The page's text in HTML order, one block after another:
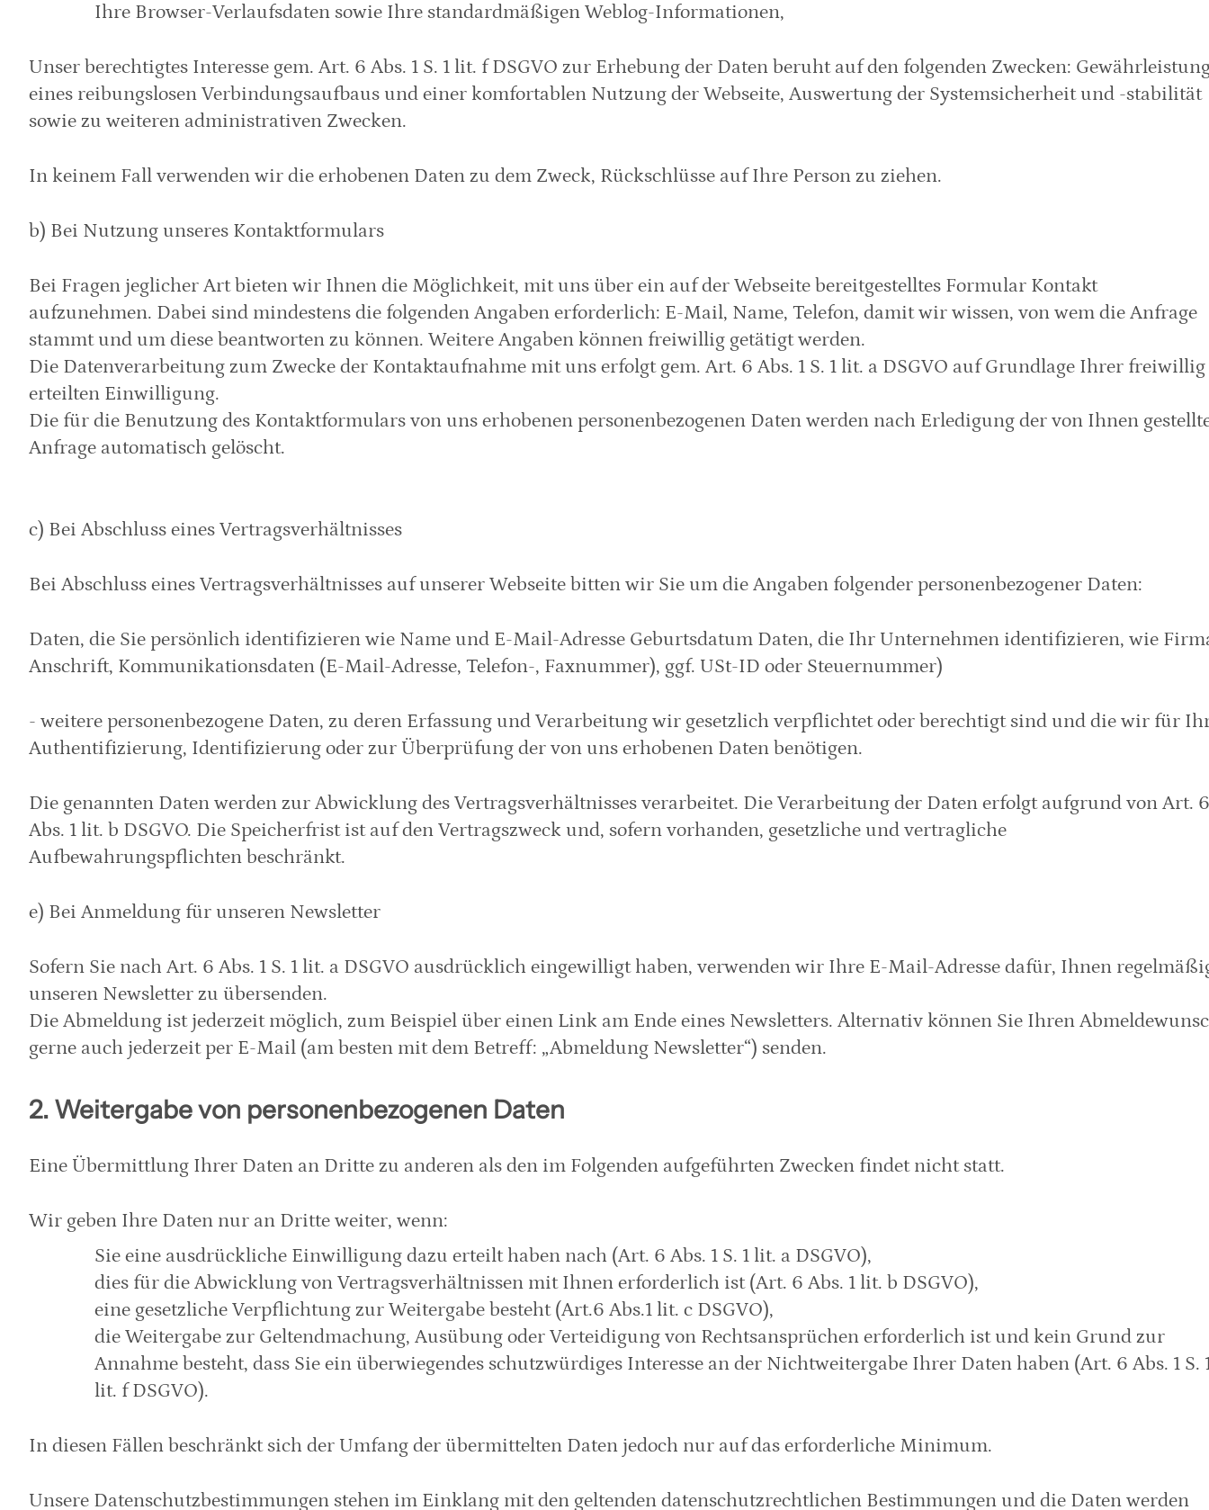
Ihre Browser-Verlaufsdaten sowie Ihre standardmäßigen Weblog-Informationen,
Unser berechtigtes Interesse gem. Art. 6 Abs. 1 S. 1 lit. f DSGVO zur Erhebung der Daten beruht auf den folgenden Zwecken:
eines reibungslosen Verbindungsaufbaus und einer komfortablen Nutzung der Webseite, Auswertung der Systemsicherheit und -stabilität
sowie zu weiteren administrativen Zwecken.
In keinem Fall verwenden wir die erhobenen Daten zu dem Zweck, Rückschlüsse auf Ihre Person zu ziehen.
b) Bei Nutzung unseres Kontaktformulars
Bei Fragen jeglicher Art bieten wir Ihnen die Möglichkeit, mit uns über ein auf der Webseite bereitgestelltes Formular Kontakt
aufzunehmen. Dabei sind mindestens die folgenden Angaben erforderlich: E-Mail, Name, Telefon, damit wir wissen, von wem die Anfrage
stammt und um diese beantworten zu können. Weitere Angaben können freiwillig getätigt werden.
Die Datenverarbeitung zum Zwecke der Kontaktaufnahme mit uns erfolgt gem. Art. 6 Abs. 1 S. 1 lit. a DSGVO auf Grundlage Ihrer freiwillig
erteilten Einwilligung.
Die für die Benutzung des Kontaktformulars von uns erhobenen personenbezogenen Daten werden nach Erledigung der von Ihnen
Anfrage automatisch gelöscht.
c) Bei Abschluss eines Vertragsverhältnisses
Bei Abschluss eines Vertragsverhältnisses auf unserer Webseite bitten wir Sie um die Angaben folgender personenbezogener Daten:
Daten, die Sie persönlich identifizieren wie Name und E-Mail-Adresse Geburtsdatum Daten, die Ihr Unternehmen identifizieren, wie
Anschrift, Kommunikationsdaten (E-Mail-Adresse, Telefon-, Faxnummer), ggf. USt-ID oder Steuernummer)
- weitere personenbezogene Daten, zu deren Erfassung und Verarbeitung wir gesetzlich verpflichtet oder berechtigt sind und die wir für
Authentifizierung, Identifizierung oder zur Überprüfung der von uns erhobenen Daten benötigen.
Die genannten Daten werden zur Abwicklung des Vertragsverhältnisses verarbeitet. Die Verarbeitung der Daten erfolgt aufgrund von Art. 6
Abs. 1 lit. b DSGVO. Die Speicherfrist ist auf den Vertragszweck und, sofern vorhanden, gesetzliche und vertragliche
Aufbewahrungspflichten beschränkt.
e) Bei Anmeldung für unseren Newsletter
Sofern Sie nach Art. 6 Abs. 1 S. 1 lit. a DSGVO ausdrücklich eingewilligt haben, verwenden wir Ihre E-Mail-Adresse dafür, Ihnen
unseren Newsletter zu übersenden.
Die Abmeldung ist jederzeit möglich, zum Beispiel über einen Link am Ende eines Newsletters. Alternativ können Sie Ihren
gerne auch jederzeit per E-Mail (am besten mit dem Betreff: „Abmeldung Newsletter“) senden.
2. Weitergabe von personenbezogenen Daten
Eine Übermittlung Ihrer Daten an Dritte zu anderen als den im Folgenden aufgeführten Zwecken findet nicht statt.
Wir geben Ihre Daten nur an Dritte weiter, wenn:
Sie eine ausdrückliche Einwilligung dazu erteilt haben nach (Art. 6 Abs. 1 S. 1 lit. a DSGVO),
dies für die Abwicklung von Vertragsverhältnissen mit Ihnen erforderlich ist (Art. 6 Abs. 1 lit. b DSGVO),
eine gesetzliche Verpflichtung zur Weitergabe besteht (Art.6 Abs.1 lit. c DSGVO),
die Weitergabe zur Geltendmachung, Ausübung oder Verteidigung von Rechtsansprüchen erforderlich ist und kein Grund zur
Annahme besteht, dass Sie ein überwiegendes schutzwürdiges Interesse an der Nichtweitergabe Ihrer Daten haben (Art. 6 Abs. 1 S.
lit. f DSGVO).
In diesen Fällen beschränkt sich der Umfang der übermittelten Daten jedoch nur auf das erforderliche Minimum.
Unsere Datenschutzbestimmungen stehen im Einklang mit den geltenden datenschutzrechtlichen Bestimmungen und die Daten werden